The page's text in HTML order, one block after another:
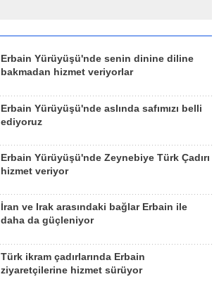
Erbain Yürüyüşü'nde senin dinine diline
bakmadan hizmet veriyorlar
Erbain Yürüyüşü'nde aslında safımızı belli
ediyoruz
Erbain Yürüyüşü'nde Zeynebiye Türk Çadırı
hizmet veriyor
İran ve Irak arasındaki bağlar Erbain ile
daha da güçleniyor
Türk ikram çadırlarında Erbain
ziyaretçilerine hizmet sürüyor